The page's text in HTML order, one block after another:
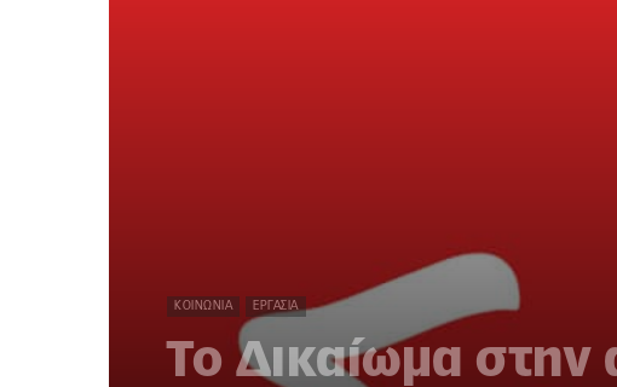
ΚΟΙΝΩΝΊΑ ΕΡΓΑΣΊΑ
Το Δικαίωμα στην